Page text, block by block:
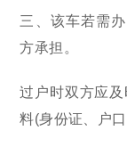
三、该车若需
方承担。
过户时双方应
料(身份证、户